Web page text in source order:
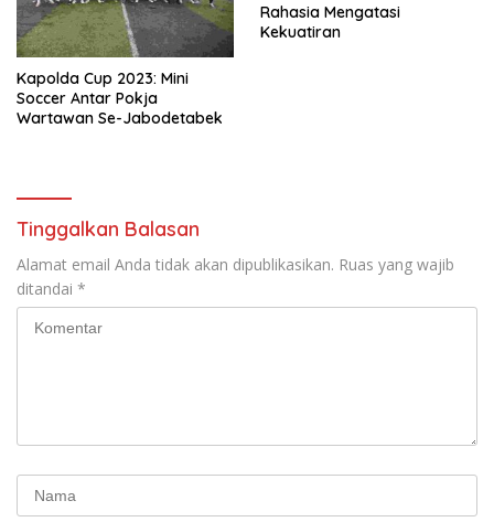
Kapolda Cup 2023: Mini
Soccer Antar Pokja
Wartawan Se-Jabodetabek
Rahasia Mengatasi
Kekuatiran
Tinggalkan Balasan
Alamat email Anda tidak akan dipublikasikan. Ruas yang wajib
ditandai *